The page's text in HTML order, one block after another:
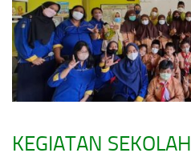
KEGIATAN SEKOLAH